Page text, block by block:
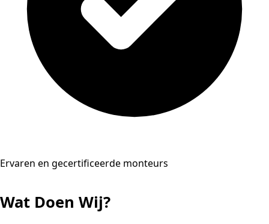
Ervaren en gecertificeerde monteurs
Wat Doen Wij?